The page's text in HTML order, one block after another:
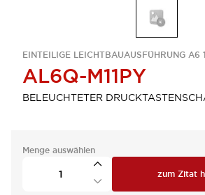
EINTEILIGE LEICHTBAUAUSFÜHRUNG A6
AL6Q-M11PY
BELEUCHTETER
Menge auswählen
zum Zitat